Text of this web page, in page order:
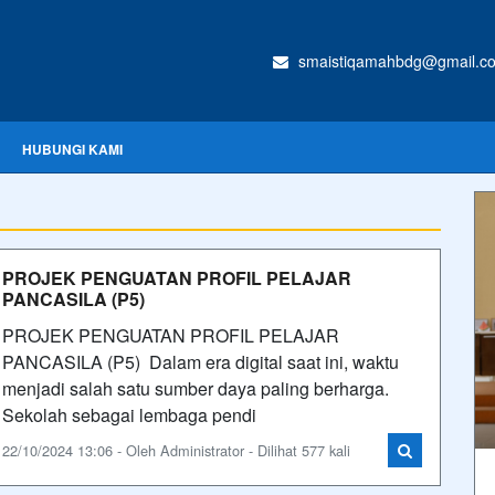
HUBUNGI KAMI
PROJEK PENGUATAN PROFIL PELAJAR
PANCASILA (P5)
PROJEK PENGUATAN PROFIL PELAJAR
PANCASILA (P5) Dalam era digital saat ini, waktu
menjadi salah satu sumber daya paling berharga.
Sekolah sebagai lembaga pendi
22/10/2024 13:06 - Oleh Administrator - Dilihat 577 kali